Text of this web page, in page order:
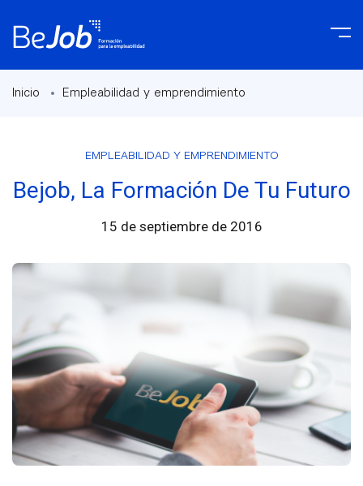
Inicio Empleabilidad y emprendimiento
EMPLEABILIDAD Y EMPRENDIMIENTO
Bejob, La Formación De Tu Futuro
15 de septiembre de 2016